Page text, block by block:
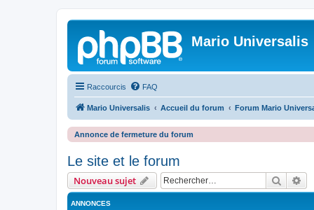
Mario Universalis
Raccourcis FAQ
Mario Universalis Accueil du forum Forum Mario
Annonce de fermeture du forum
Le site et le forum
Nouveau sujet
ANNONCES